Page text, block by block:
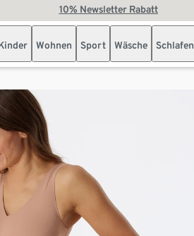
10% Newsletter Rabatt
Wohnen Sport Wäsche Schlafen